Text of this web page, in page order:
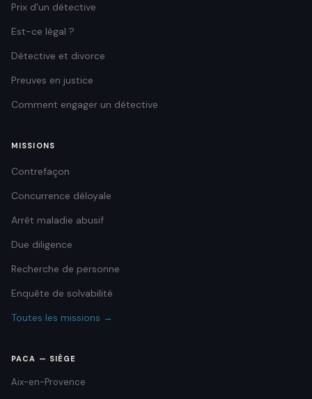
Prix d'un détective
Est-ce légal ?
Détective et divorce
Preuves en justice
Comment engager un détective
MISSIONS
Contrefaçon
Concurrence déloyale
Arrêt maladie abusif
Due diligence
Recherche de personne
Enquête de solvabilité
Toutes les missions →
PACA — SIÈGE
Aix-en-Provence